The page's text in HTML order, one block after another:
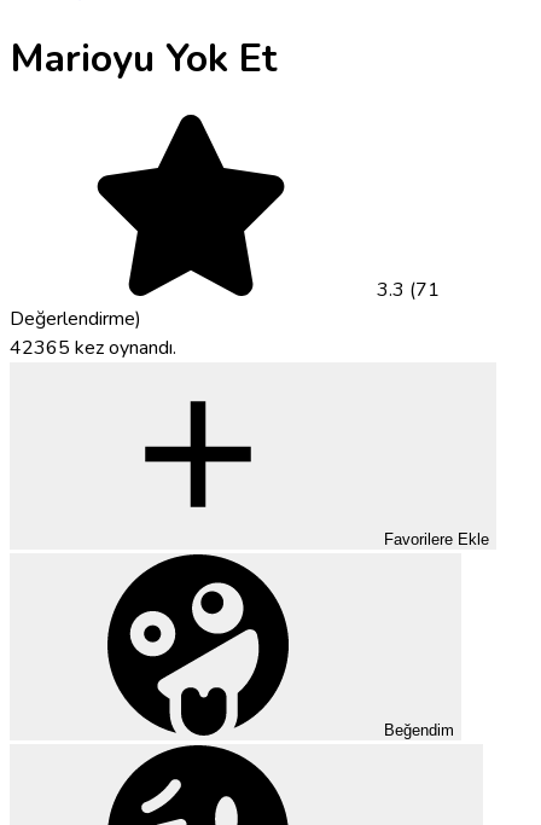
Marioyu Yok Et
3.3 (71
Değerlendirme)
42365 kez oynandı.
Favorilere Ekle
Beğendim